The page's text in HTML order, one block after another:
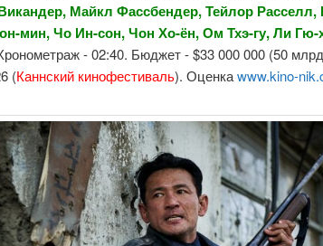
Майкл Фассбендер, Тейлор Расселл,
мин, Чо Ин-сон, Чон Хо-ён, Ом Тхэ-гу, Ли
- 02:40. Бюджет - $33 000 000 (50
(Каннский кинофестиваль). Оценкаwww.kino-